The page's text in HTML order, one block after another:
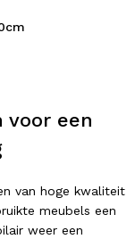
voor een
van hoge kwaliteit
meubels een
weer een